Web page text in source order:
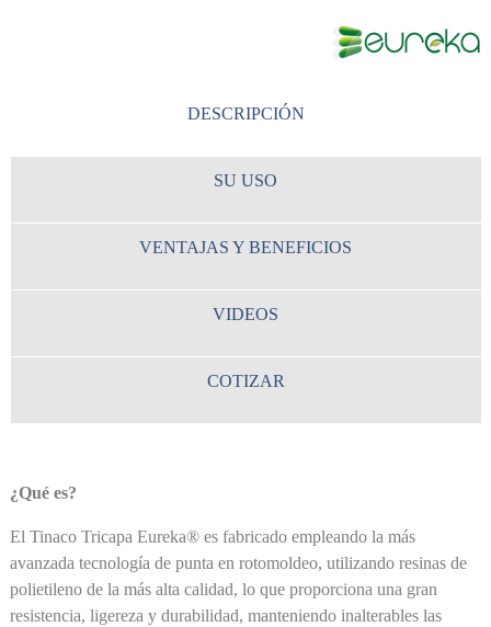
DESCRIPCIÓN
SU USO
VENTAJAS Y BENEFICIOS
VIDEOS
COTIZAR
¿Qué es?
El Tinaco Tricapa Eureka® es fabricado empleando la más
avanzada tecnología de punta en rotomoldeo, utilizando resinas de
polietileno de la más alta calidad, lo que proporciona una gran
resistencia, ligereza y durabilidad, manteniendo inalterables las